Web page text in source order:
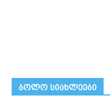
ᲑᲝᲚᲝ ᲡᲘᲐᲮᲚᲔᲔᲑᲘ